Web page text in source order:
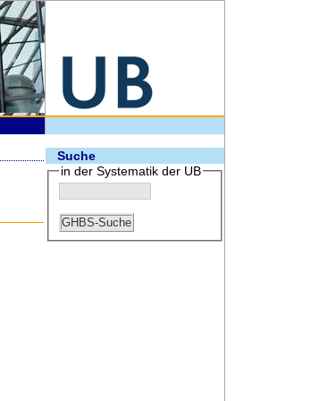
Suche
in der Systematik der UB